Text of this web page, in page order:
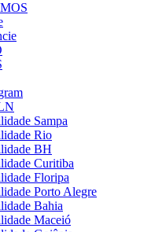
Sampa
Rio
BH
Curitiba
Floripa
Porto Alegre
Bahia
Maceió